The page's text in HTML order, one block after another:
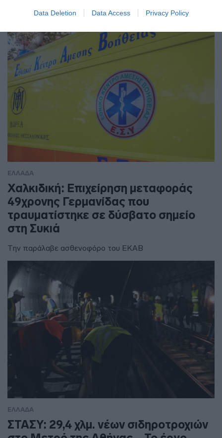
Data Deletion Data Access Privacy Policy
Στην παραλία της Παχιάς Άμμου
ΕΛΛΑΔΑ
Χαλκιδική: Επιχείρηση μεταφοράς
49χρονης Γερμανίδας που
τραυματίστηκε σε δύσβατο σημείο
στη Συκιά
Την παράλαβε ασθενοφόρο του ΕΚΑΒ
ΕΛΛΑΔΑ
ΣΤΑΣΥ: 29,4 χλμ. νέων σιδηροτροχιών